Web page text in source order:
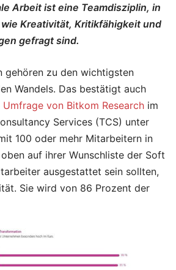
Arbeit ist eine Teamdisziplin, in
Kreativität, Kritikfähigkeit und
gefragt sind.
gehören zu den wichtigsten
Wandels. Das bestätigt auch
Umfrage von Bitkom Research im
Services (TCS) unter
100 oder mehr Mitarbeitern in
auf ihrer Wunschliste der Soft
ausgestattet sein sollten,
Sie wird von 86 Prozent der